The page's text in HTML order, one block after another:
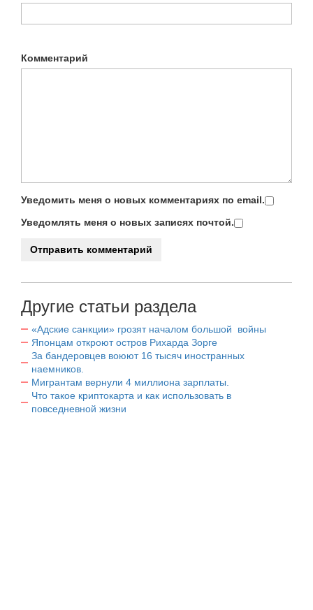
Комментарий
Уведомить меня о новых комментариях по email.
Уведомлять меня о новых записях почтой.
Другие статьи раздела
«Адские санкции» грозят началом большой войны
Японцам откроют остров Рихарда Зорге
За бандеровцев воюют 16 тысяч иностранных
наемников.
Мигрантам вернули 4 миллиона зарплаты.
Что такое криптокарта и как использовать в
повседневной жизни